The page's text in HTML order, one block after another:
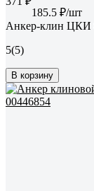
185.5 ₽/шт
Анкер-клин ЦКИ
5(5)
В корзину